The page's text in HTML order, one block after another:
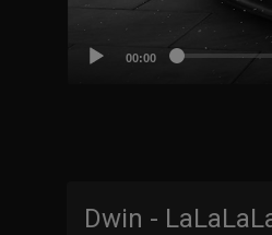
00:00
Dwin -